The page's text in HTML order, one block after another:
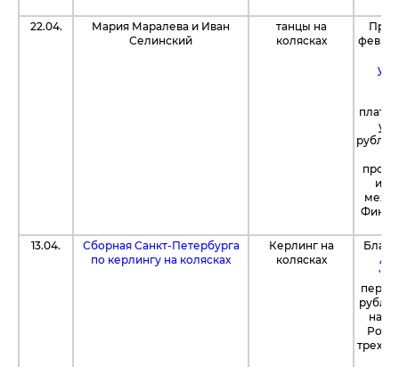
22.04.
Мария Маралева и Иван
Селинский
танцы на
колясках
При
их
13.04.
Сборная Санкт-Петербурга
по керлингу на колясках
Керлинг на
колясках
на
трех